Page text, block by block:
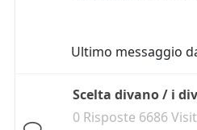
Ultimo messaggio
Scelta divano / i
0 Risposte 6686